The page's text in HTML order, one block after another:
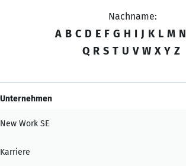
Nachname:
A B C D E F G H I J K L M N
Q R S T U V W X Y Z
Unternehmen
New Work SE
Karriere